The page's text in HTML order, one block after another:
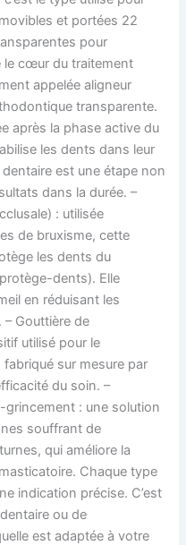
et portées 22
pour
le cœur du traitement
appelée aligneur
transparente.
après la phase active du
les dents dans leur
est une étape non
dans la durée. –
: utilisée
de bruxisme, cette
les dents du
dents). Elle
en réduisant les
Gouttière de
utilisé pour le
sur mesure par
du soin. –
: une solution
souffrant de
qui améliore la
Chaque type
indication précise. C’est
ou de
est adaptée à votre